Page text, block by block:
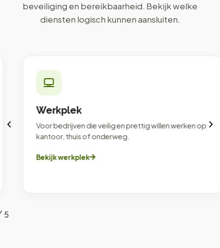
beveiliging en bereikbaarheid. Bekijk welke
diensten logisch kunnen aansluiten.
Werkplek
Voor bedrijven die veilig en prettig willen werken op
kantoor, thuis of onderweg.
Bekijk werkplek
5